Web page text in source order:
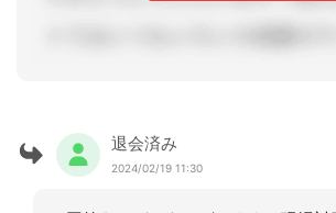
退会済み
2024/02/19 11:30